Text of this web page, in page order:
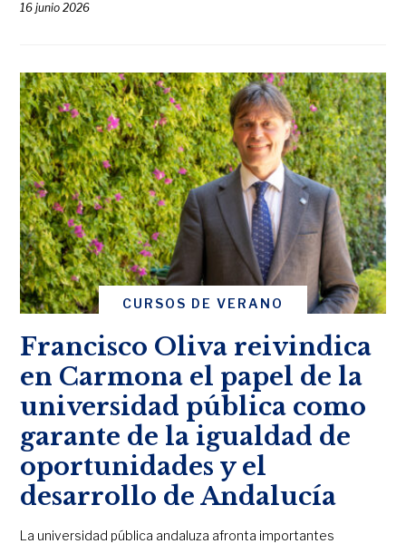
16 junio 2026
CURSOS DE VERANO
Francisco Oliva reivindica
en Carmona el papel de la
universidad pública como
garante de la igualdad de
oportunidades y el
desarrollo de Andalucía
La universidad pública andaluza afronta importantes